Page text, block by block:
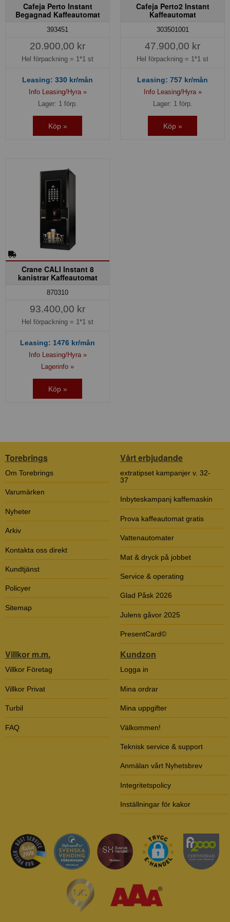
Cafeja Perto Instant
Begagnad Kaffeautomat
393451
20.900,00 kr
Hel förpackning = 1*1 st
Leasing: 330 kr/mån
Info Leasing/Hyra »
Lager: 1 förp.
Köp »
Cafeja Perto2 Instant
Kaffeautomat
303501001
47.900,00 kr
Hel förpackning = 1*1 st
Leasing: 757 kr/mån
Info Leasing/Hyra »
Lager: 1 förp.
Köp »
Crane CALI Instant 8
kanistrar Kaffeautomat
870310
93.400,00 kr
Hel förpackning = 1*1 st
Leasing: 1476 kr/mån
Info Leasing/Hyra »
Lagerinfo »
Köp »
Torebrings
Om Torebrings
Varumärken
Nyheter
Arkiv
Kontakta oss direkt
Kundtjänst
Policyer
Sitemap
Vårt erbjudande
extratipset kampanjer v. 32-
37
Inbyteskampanj kaffemaskin
Prova kaffeautomat gratis
Vattenautomater
Mat & dryck på jobbet
Service & operating
Glad Påsk 2026
Julens gåvor 2025
PresentCard©
Villkor m.m.
Villkor Företag
Villkor Privat
Turbil
FAQ
Kundzon
Logga in
Mina ordrar
Mina uppgifter
Välkommen!
Teknisk service & support
Anmälan vårt Nyhetsbrev
Integritetspolicy
Inställningar för kakor